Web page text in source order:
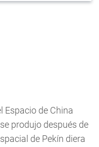
Espacio de China
produjo después de
de Pekín diera